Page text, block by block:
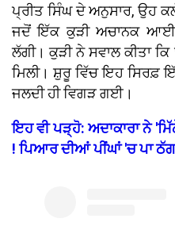
ਪ੍ਰੀਤ ਸਿੰਘ ਦੇ ਅਨੁਸਾਰ, ਉਹ
ਜਦੋਂ ਇੱਕ ਕੁੜੀ ਅਚਾਨਕ ਆਈ
ਲੱਗੀ। ਕੁੜੀ ਨੇ ਸਵਾਲ ਕੀਤਾ
ਮਿਲੀ। ਸ਼ੁਰੂ ਵਿੱਚ ਇਹ ਸਿਰਫ਼
ਜਲਦੀ ਹੀ ਵਿਗੜ ਗਈ।
ਇਹ ਵੀ ਪੜ੍ਹੋ: ਅਦਾਕਾਰਾ ਨੇ
! ਪਿਆਰ ਦੀਆਂ ਪੀਂਘਾਂ 'ਚ ਪਾ